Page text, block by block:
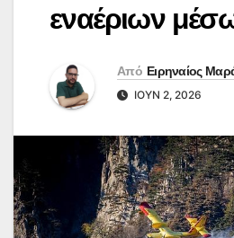
εναέριων
Από Ειρηναίος
ΙΟΎΝ 2, 2026